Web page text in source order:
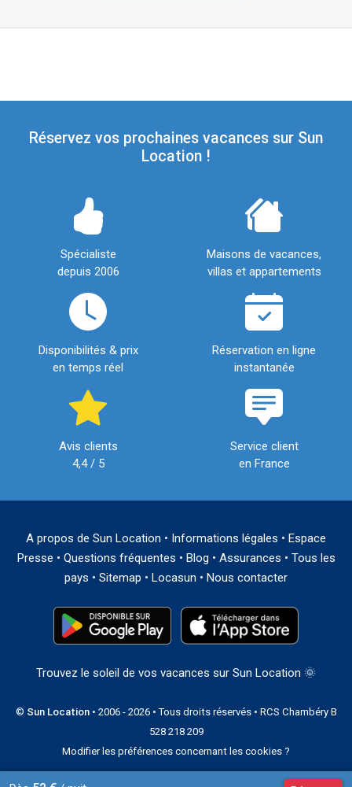
Réservez vos prochaines vacances sur Sun
Location !
Spécialiste
depuis 2006
Maisons de vacances,
villas et appartements
Disponibilités & prix
en temps réel
Réservation en ligne
instantanée
Avis clients
4,4 / 5
Service client
en France
A propos de Sun Location • Informations légales • Espace
Presse • Questions fréquentes • Blog • Assurances • Tous les
pays • Sitemap • Locasun • Nous contacter
Trouvez le soleil de vos vacances sur Sun Location 🌞
© Sun Location• 2006 - 2026 • Tous droits réservés • RCS Chambéry B
528 218 209
Modifier les préférences concernant les cookies ?